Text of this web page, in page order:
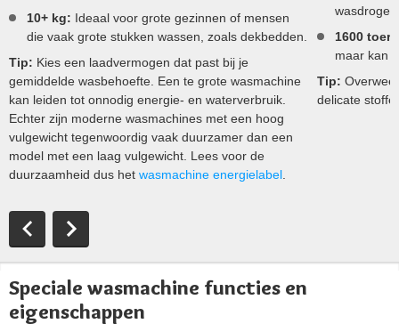
10+ kg: Ideaal voor grote gezinnen of mensen
die vaak grote stukken wassen, zoals dekbedden.
Tip: Kies een laadvermogen dat past bij je
gemiddelde wasbehoefte. Een te grote wasmachine
kan leiden tot onnodig energie- en waterverbruik.
Echter zijn moderne wasmachines met een hoog
vulgewicht tegenwoordig vaak duurzamer dan een
model met een laag vulgewicht. Lees voor de
duurzaamheid dus het wasmachine energielabel
wasdroger
1600
maar kan
Tip:
delicate
Speciale wasmachine functies en
eigenschappen